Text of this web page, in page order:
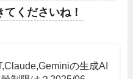
くださいね！
の生成AI